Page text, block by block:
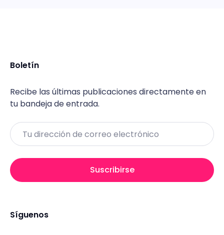
Boletín
Recibe las últimas publicaciones directamente en
tu bandeja de entrada.
Email
Suscribirse
Síguenos